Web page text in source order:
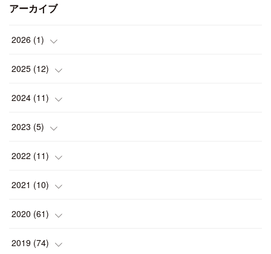
アーカイブ
2026 (1)
(1)
2025 (12)
( 1)
(1
( 2)
( 1)
( 1)
2024 (11)
(1
( 1)
(1)
(2)
( 1)
2023 (5)
( 1)
(2)
(1)
(1)
2022 (11)
(1)
(2)
(4)
2021 (10)
(2)
(2)
2020 (61)
(1)
2019 (74)